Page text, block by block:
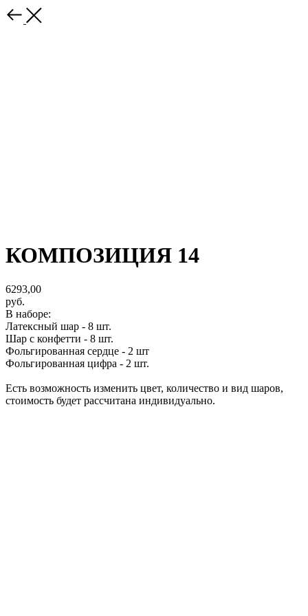
КОМПОЗИЦИЯ 14
6293,00
руб.
В наборе:
Латексный шар - 8 шт.
Шар с конфетти - 8 шт.
Фольгированная сердце - 2 шт
Фольгированная цифра - 2 шт.
Есть возможность изменить цвет, количество и вид шаров,
стоимость будет рассчитана индивидуально.